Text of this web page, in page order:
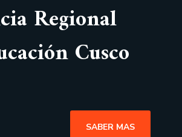
Regional
Cusco
SABER MAS